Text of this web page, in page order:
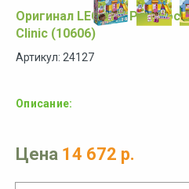
Оригинал LEGO DUPLO
Clinic (10606)
Артикул: 24127
Описание:
Цена 14 672 р.